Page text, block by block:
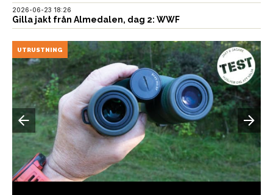
2026-06-23 18:26
Gilla jakt från Almedalen, dag 2: WWF
UTRUSTNING